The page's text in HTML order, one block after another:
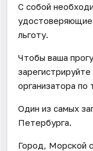
С собой
льготу.
Чтобы ваша
организатора по
Один из самых
Петербурга.
Город, Морской